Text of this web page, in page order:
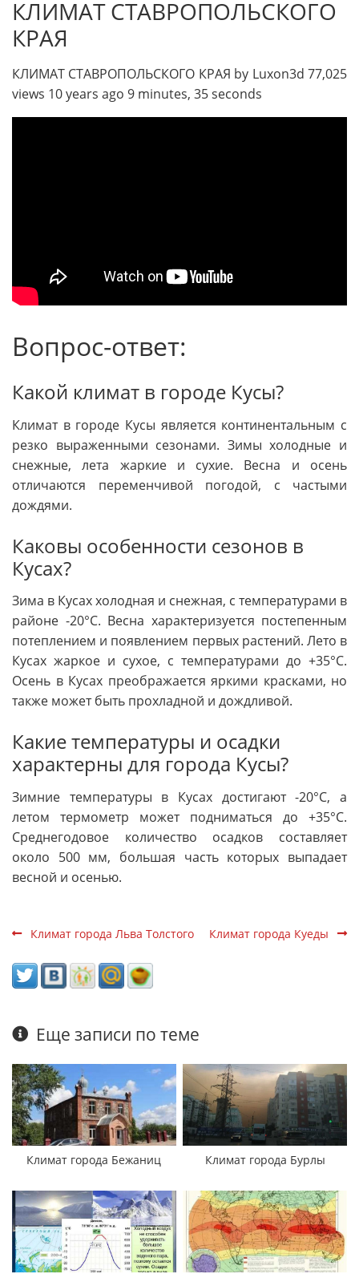
КЛИМАТ СТАВРОПОЛЬСКОГО
КРАЯ
КЛИМАТ СТАВРОПОЛЬСКОГО КРАЯ by Luxon3d 77,025
views 10 years ago 9 minutes, 35 seconds
Вопрос-ответ:
Какой климат в городе Кусы?
Климат в городе Кусы является континентальным с
резко выраженными сезонами. Зимы холодные и
снежные, лета жаркие и сухие. Весна и осень
отличаются переменчивой погодой, с частыми
дождями.
Каковы особенности сезонов в
Кусах?
Зима в Кусах холодная и снежная, с температурами в
районе -20°С. Весна характеризуется постепенным
потеплением и появлением первых растений. Лето в
Кусах жаркое и сухое, с температурами до +35°С.
Осень в Кусах преображается яркими красками, но
также может быть прохладной и дождливой.
Какие температуры и осадки
характерны для города Кусы?
Зимние температуры в Кусах достигают -20°С, а
летом термометр может подниматься до +35°С.
Среднегодовое количество осадков составляет
около 500 мм, большая часть которых выпадает
весной и осенью.
Климат города Льва Толстого Климат города Куеды
Еще записи по теме
Климат города Бежаниц Климат города Бурлы